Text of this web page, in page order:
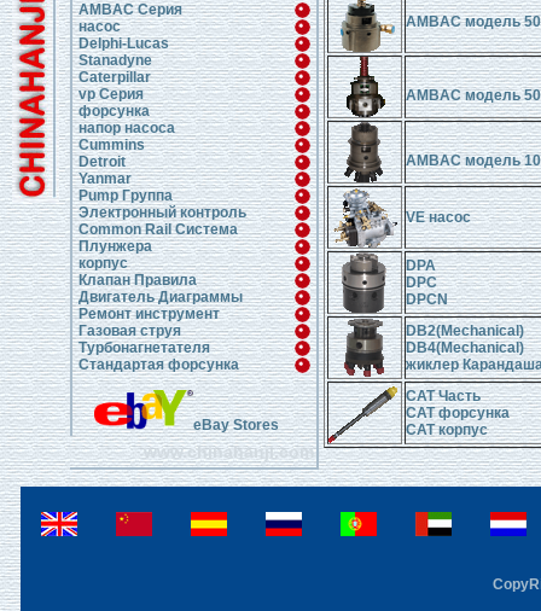
AMBAC Серия
насос
Delphi-Lucas
Stanadyne
Caterpillar
vp Серия
форсунка
напор насоса
Cummins
Detroit
Yanmar
Pump Группа
Электронный контроль
Common Rail Система
Плунжера
корпус
Клапан Правила
Двигатель Диаграммы
Ремонт инструмент
Газовая струя
Турбонагнетателя
Стандартая форсунка
eBay Stores
www.chinahanji.com
AMBAC модель
AMBAC модель
AMBAC модель
VE насос
DPA
DPC
DPCN
DB2(Mechanical)
DB4(Mechanical)
жиклер
CAT Часть
CAT форсунка
CAT корпус